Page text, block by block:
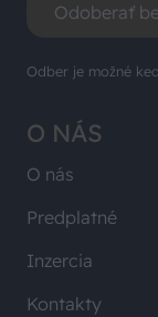
O NÁS
O nás
Predplatné
Inzercia
Kontakty
Odoberať
Odber je možné